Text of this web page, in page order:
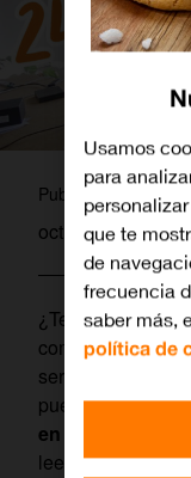
Publicado por laura
octubre 3, 2018
¿Te imaginas
completo de
sería un
pues se ha
en nuestro día a
leer noticias o
Usamos
para
que te
de
frecuencia
saber más,
política de